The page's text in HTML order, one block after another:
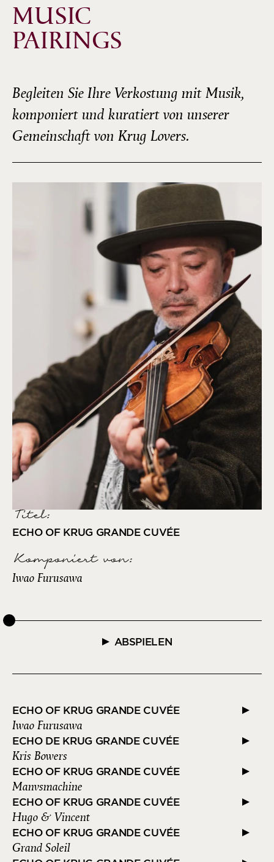
MUSIC
PAIRINGS
Begleiten Sie Ihre Verkostung mit Musik,
komponiert und kuratiert von unserer
Gemeinschaft von Krug Lovers.
Titel:
ECHO OF KRUG GRANDE CUVÉE
Komponiert von:
Iwao Furusawa
ABSPIELEN
ECHO OF KRUG GRANDE CUVÉE
Iwao Furusawa
ECHO DE KRUG GRANDE CUVÉE
Kris Bowers
ECHO OF KRUG GRANDE CUVÉE
Manvsmachine
ECHO OF KRUG GRANDE CUVÉE
Hugo & Vincent
ECHO OF KRUG GRANDE CUVÉE
Grand Soleil